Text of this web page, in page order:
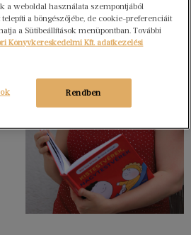
a weboldal használata szempontjából
a böngészőjébe, de cookie-preferenciáit
a Sütibeállítások menüpontban. További
Könyvkereskedelmi Kft. adatkezelési
Rendben